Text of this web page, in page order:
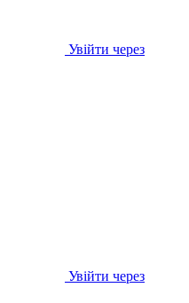
Увійти через
Увійти через